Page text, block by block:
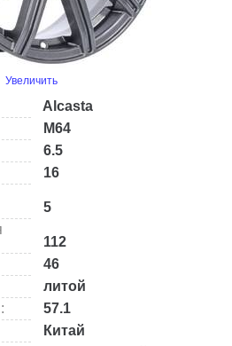
Увеличить
Alcasta
M64
6.5
16
5
112
46
литой
57.1
Китай